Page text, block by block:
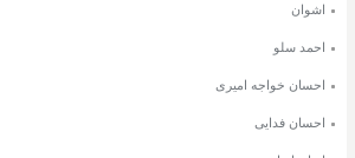
اشوان
احمد سلو
احسان خواجه امیری
احسان فدایی